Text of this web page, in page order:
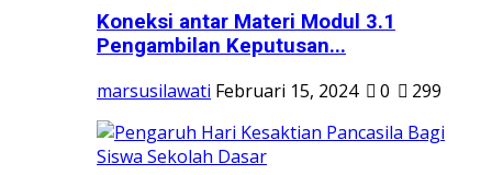
Koneksi antar Materi Modul 3.1
Pengambilan Keputusan...
marsusilawati Februari 15, 2024 0 299